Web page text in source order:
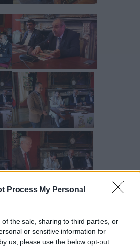
Process My Personal
of the sale, sharing to third parties, or
or sensitive information for
us, please use the below opt-out